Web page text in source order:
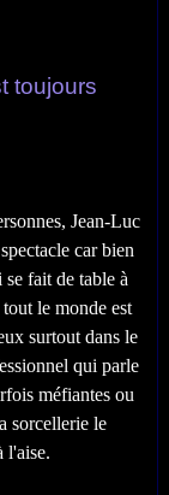
toujours
Jean-Luc
car bien
fait de table à
le monde est
surtout dans le
qui parle
méfiantes ou
sorcellerie le
l'aise.